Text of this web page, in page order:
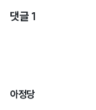
댓글 1
아정당